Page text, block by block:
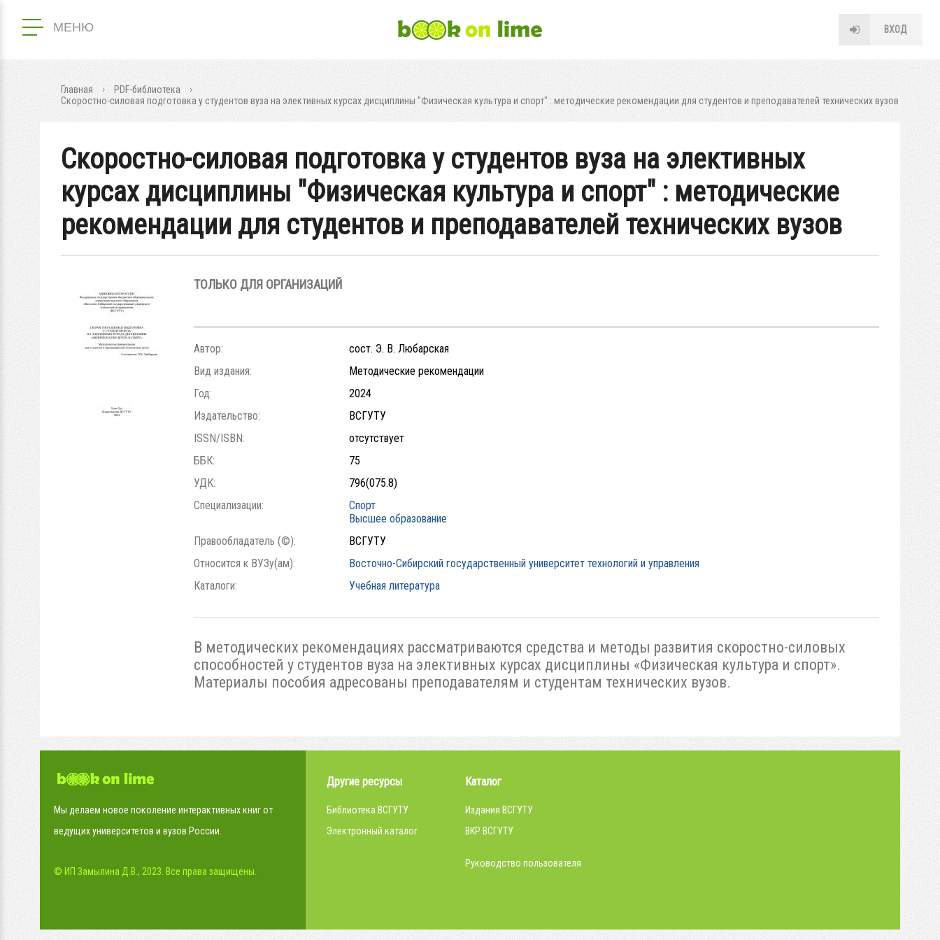
МЕНЮ ВХОД
Главная
PDF-библиотека
Скоростно-силовая подготовка у студентов вуза на элективных курсах дисциплины "Физическая культура и спорт" : методические рекомендации для студентов и преподавателей технических вузов
Скоростно-силовая подготовка у студентов вуза на элективных
курсах дисциплины "Физическая культура и спорт" : методические
рекомендации для студентов и преподавателей технических вузов
ТОЛЬКО ДЛЯ ОРГАНИЗАЦИЙ
Автор:
сост. Э. В. Любарская
Вид издания:
Методические рекомендации
Год:
2024
Издательство:
ВСГУТУ
ISSN/ISBN:
отсутствует
ББК:
75
УДК:
796(075.8)
Специализации:
Спорт
Высшее образование
Правообладатель (©):
ВСГУТУ
Относится к ВУЗу(ам):
Восточно-Сибирский государственный университет технологий и управления
Каталоги:
Учебная литература
В методических рекомендациях рассматриваются средства и методы развития скоростно-силовых
способностей у студентов вуза на элективных курсах дисциплины «Физическая культура и спорт».
Материалы пособия адресованы преподавателям и студентам технических вузов.
Мы делаем новое поколение интерактивных книг от
ведущих университетов и вузов России.
© ИП Замылина Д.В., 2023. Все права защищены.
Другие ресурсы
Библиотека ВСГУТУ
Электронный каталог
Каталог
Издания ВСГУТУ
ВКР ВСГУТУ
Руководство пользователя